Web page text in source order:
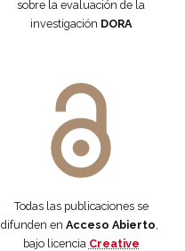
sobre la evaluación de la
investigación DORA
Todas las publicaciones se
difunden en Acceso Abierto
bajo licencia Creative